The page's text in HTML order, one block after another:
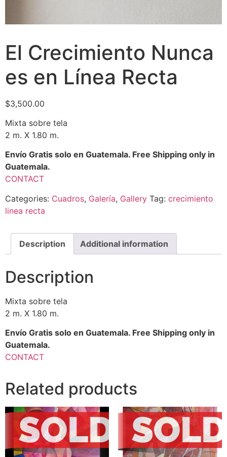
El Crecimiento Nunca
es en Línea Recta
$3,500.00
Mixta sobre tela
2 m. X 1.80 m.
Envío Gratis solo en Guatemala. Free Shipping only in
Guatemala.
CONTACT
Categories: Cuadros, Galería, Gallery Tag: crecimiento
linea recta
Description Additional information
Description
Mixta sobre tela
2 m. X 1.80 m.
Envío Gratis solo en Guatemala. Free Shipping only in
Guatemala.
CONTACT
Related products